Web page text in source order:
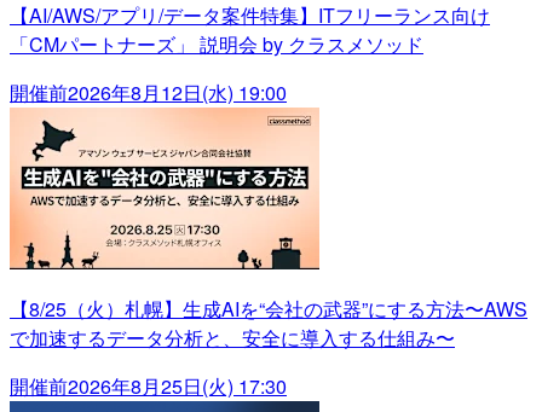
【AI/AWS/アプリ/データ案件特集】ITフリーランス向け
「CMパートナーズ」 説明会 by クラスメソッド
開催前2026年8月12日(水) 19:00
【8/25（火）札幌】生成AIを“会社の武器”にする方法〜AWS
で加速するデータ分析と、安全に導入する仕組み〜
開催前2026年8月25日(火) 17:30